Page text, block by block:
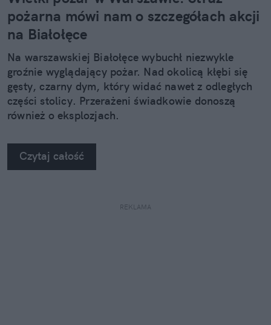
pożarna mówi nam o szczegółach akcji
na Białołęce
Na warszawskiej Białołęce wybuchł niezwykle
groźnie wyglądający pożar. Nad okolicą kłębi się
gęsty, czarny dym, który widać nawet z odległych
części stolicy. Przerażeni świadkowie donoszą
również o eksplozjach.
Czytaj całość
REKLAMA